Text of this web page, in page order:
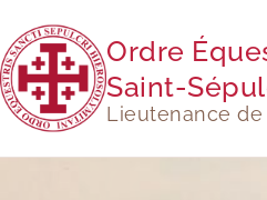
Ordre
Saint-
Lieutenance